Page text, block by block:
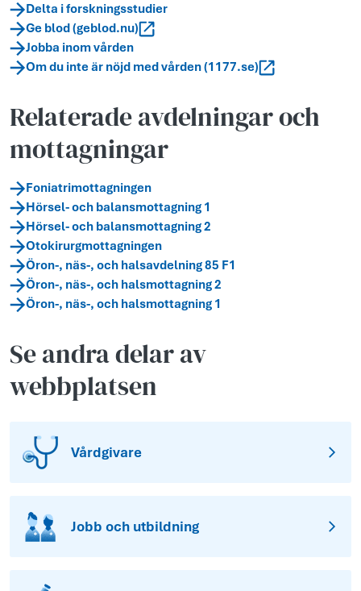
Delta i forskningsstudier
Ge blod (geblod.nu)
Jobba inom vården
Om du inte är nöjd med vården (1177.se)
Relaterade avdelningar och
mottagningar
Foniatrimottagningen
Hörsel- och balansmottagning 1
Hörsel- och balansmottagning 2
Otokirurgmottagningen
Öron-, näs-, och halsavdelning 85 F1
Öron-, näs-, och halsmottagning 2
Öron-, näs-, och halsmottagning 1
Se andra delar av
webbplatsen
Vårdgivare
Jobb och utbildning